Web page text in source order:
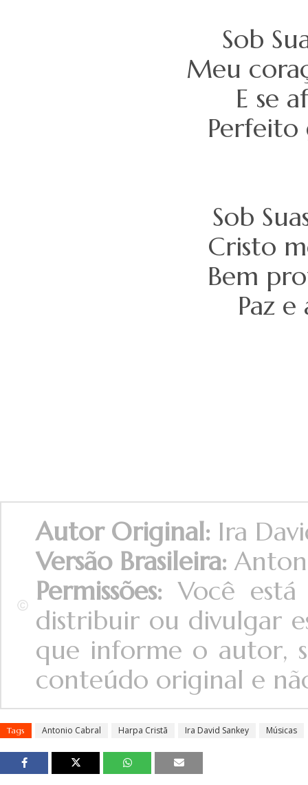
Sob
Meu
E se
Perfeito
Sob
Cristo
Bem
Paz
Autor Original: Ira
Versão Brasileira:
Permissões:Você
distribuir ou divulgar
que informe o autor,
conteúdo original e
Tags Antonio Cabral Harpa Cristã Ira David Sankey Músicas